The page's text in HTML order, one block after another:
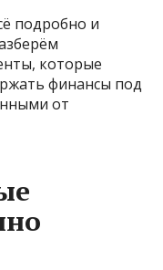
подробно и
которые
финансы под
от